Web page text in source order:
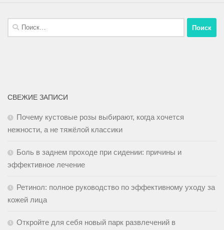
СВЕЖИЕ ЗАПИСИ
Почему кустовые розы выбирают, когда хочется
нежности, а не тяжёлой классики
Боль в заднем проходе при сидении: причины и
эффективное лечение
Ретинол: полное руководство по эффективному уходу за
кожей лица
Откройте для себя новый парк развлечений в